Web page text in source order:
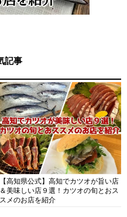
記事
【高知県公式】高知でカツオが旨い店
＆美味しい店９選！カツオの旬とおス
スメのお店を紹介